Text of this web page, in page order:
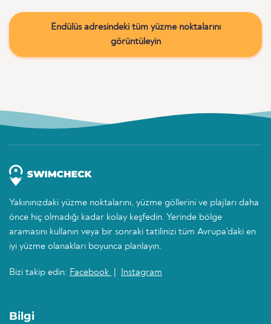
Endülüs adresindeki tüm yüzme noktalarını
görüntüleyin
Yakınınızdaki yüzme noktalarını, yüzme göllerini ve plajları daha
önce hiç olmadığı kadar kolay keşfedin. Yerinde bölge
aramasını kullanın veya bir sonraki tatilinizi tüm Avrupa'daki en
iyi yüzme olanakları boyunca planlayın.
Bizi takip edin: Facebook Instagram
Bilgi